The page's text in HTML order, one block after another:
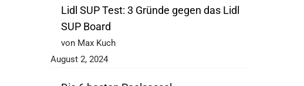
Lidl SUP Test: 3 Gründe gegen das Lidl
SUP Board
von Max Kuch
August 2, 2024